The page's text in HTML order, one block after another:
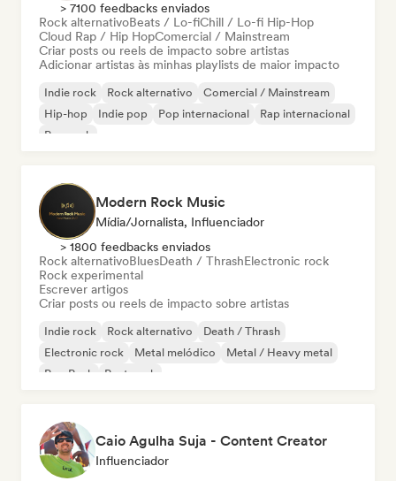
> 7100 feedbacks enviados
Rock alternativoBeats / Lo-fiChill / Lo-fi Hip-Hop
Cloud Rap / Hip HopComercial / Mainstream
Criar posts ou reels de impacto sobre artistas
Adicionar artistas às minhas playlists de maior impacto
Indie rock Rock alternativo
Comercial / Mainstream
Hip-hop
Indie pop Pop internacional
Rap internacional
Pop rock
Modern Rock Music
Mídia/Jornalista, Influenciador
> 1800 feedbacks enviados
Rock alternativoBluesDeath / ThrashElectronic rock
Rock experimental
Escrever artigos
Criar posts ou reels de impacto sobre artistas
Indie rock Rock alternativo
Death / Thrash
Electronic rock
Metal melódico
Metal / Heavy metal
Pop Punk
Post punk
Caio Agulha Suja - Content Creator
Influenciador